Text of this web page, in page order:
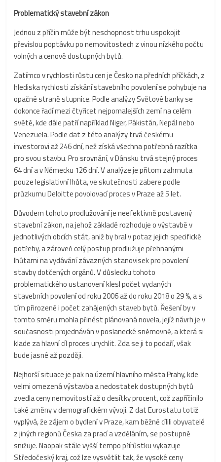
Problematický stavební zákon
Jednou z příčin může být neschopnost trhu uspokojit
převislou poptávku po nemovitostech z vinou nízkého počtu
volných a cenově dostupných bytů.
Zatímco v rychlosti růstu cen je Česko na předních příčkách, z
hlediska rychlosti získání stavebního povolení se pohybuje na
opačné straně stupnice. Podle analýzy Světové banky se
dokonce řadí mezi čtyřicet nejpomalejších zemí na celém
světě, kde dále patří například Niger, Pákistán, Nepál nebo
Venezuela. Podle dat z této analýzy trvá českému
investorovi až 246 dní, než získá všechna potřebná razítka
pro svou stavbu. Pro srovnání, v Dánsku trvá stejný proces
64 dní a v Německu 126 dní. V analýze je přitom zahrnuta
pouze legislativní lhůta, ve skutečnosti zabere podle
průzkumu Deloitte povolovací proces v Praze až 5 let.
Důvodem tohoto prodlužování je neefektivně postavený
stavební zákon, na jehož základě rozhoduje o výstavbě v
jednotlivých obcích stát, aniž by bral v potaz jejich specifické
potřeby, a zároveň celý postup prodlužuje přehnanými
lhůtami na vydávání závazných stanovisek pro povolení
stavby dotčených orgánů. V důsledku tohoto
problematického ustanovení klesl počet vydaných
stavebních povolení od roku 2006 až do roku 2018 o 29 %, a s
tím přirozeně i počet zahájených staveb bytů. Řešení by v
tomto směru mohla přinést plánovaná novela, jejíž návrh je v
současnosti projednáván v poslanecké sněmovně, a která si
klade za hlavní cíl proces urychlit. Zda se ji to podaří, však
bude jasné až později.
Nejhorší situace je pak na území hlavního města Prahy, kde
velmi omezená výstavba a nedostatek dostupných bytů
zvedla ceny nemovitostí až o desítky procent, což zapříčinilo
také změny v demografickém vývoji. Z dat Eurostatu totiž
vyplývá, že zájem o bydlení v Praze, kam běžně cílili obyvatelé
z jiných regionů Česka za prací a vzděláním, se postupně
snižuje. Naopak stále vyšší tempo přírůstku vykazuje
Středočeský kraj, což lze vysvětlit tak, že vysoké ceny